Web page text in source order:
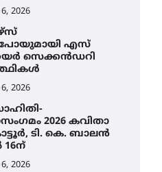
2026
എസ്
സെക്കൻഡറി
2026
2026 കവിതാ
ടി. കെ. ബാലൻ
2026